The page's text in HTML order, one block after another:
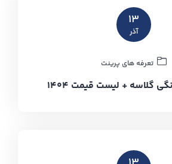
۱۳
آذر
تعرفه های پرینت
گلاسه + لیست قیمت ۱۴۰۴